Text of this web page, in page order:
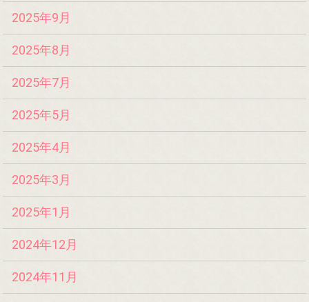
2025年9月
2025年8月
2025年7月
2025年5月
2025年4月
2025年3月
2025年1月
2024年12月
2024年11月